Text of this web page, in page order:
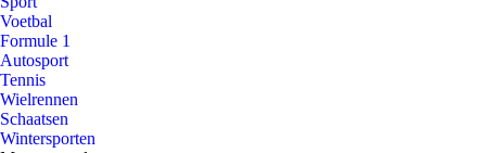
Voetbal
Formule 1
Autosport
Tennis
Wielrennen
Schaatsen
Wintersporten